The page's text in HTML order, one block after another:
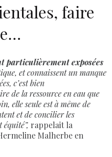
faire
particulièrement exposées
et connaissent un manque
c’est bien
de la ressource en eau que
elle seule est à même de
et de concilier les
équité”, rappelait la
Malherbe en